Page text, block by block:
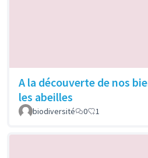
A la découverte de nos
les abeilles
biodiversité 0 1